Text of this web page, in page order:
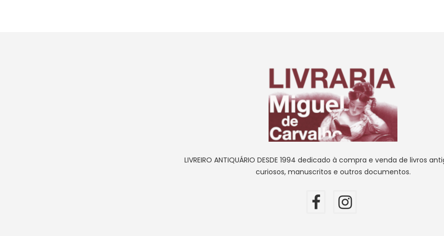
LIVREIRO ANTIQUÁRIO DESDE 1994 dedicado à compra e venda de livros
curiosos, manuscritos e outros documentos.